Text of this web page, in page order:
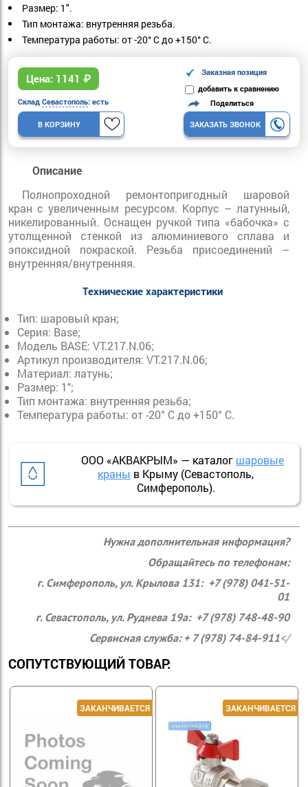
Размер: 1".
Тип монтажа: внутренняя резьба.
Температура работы: от -20° C до +150° C.
Цена: 1141 ₽
Заказная позиция
добавить к сравнению
Склад Севастополь: есть
В КОРЗИНУ
Поделиться
ЗАКАЗАТЬ ЗВОНОК
Описание
Полнопроходной ремонтопригодный шаровой
кран с увеличенным ресурсом. Корпус – латунный,
никелированный. Оснащен ручкой типа «бабочка» с
утолщенной стенкой из алюминиевого сплава и
эпоксидной покраской. Резьба присоединений –
внутренняя/внутренняя.
Технические характеристики
Тип: шаровый кран;
Серия: Base;
Модель BASE: VT.217.N.06;
Артикул производителя: VT.217.N.06;
Материал: латунь;
Размер: 1";
Тип монтажа: внутренняя резьба;
Температура работы: от -20° C до +150° C.
ООО «АКВАКРЫМ» — каталог шаровые
краны в Крыму (Севастополь,
Симферополь).
Нужна дополнительная информация?
Обращайтесь по телефонам:
г. Симферополь, ул. Крылова 131: +7 (978) 041-51-
01
г. Севастополь, ул. Руднева 19а: +7 (978) 748-48-90
Сервисная служба: + 7 (978) 74-84-911</
СОПУТСТВУЮЩИЙ ТОВАР: